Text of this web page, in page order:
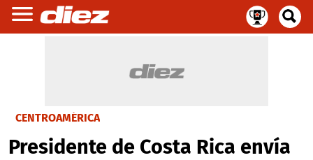
CENTROAMÉRICA
Presidente de Costa Rica envía